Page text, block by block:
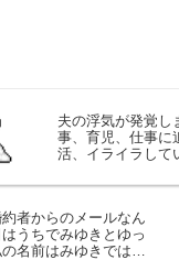
夫の浮気が発覚し
事、育児、仕事に
活、イライラして
者からのメールなん
うちでみゆきとゆっ
名前はみゆきではあ